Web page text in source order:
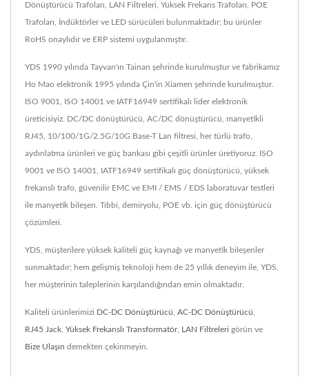
Dönüştürücü Trafoları, LAN Filtreleri, Yüksek Frekans Trafoları, POE
Trafoları, İndüktörler ve LED sürücüleri bulunmaktadır; bu ürünler
RoHS onaylıdır ve ERP sistemi uygulanmıştır.
YDS 1990 yılında Tayvan'ın Tainan şehrinde kurulmuştur ve fabrikamız
Ho Mao elektronik 1995 yılında Çin'in Xiamen şehrinde kurulmuştur.
ISO 9001, ISO 14001 ve IATF16949 sertifikalı lider elektronik
üreticisiyiz. DC/DC dönüştürücü, AC/DC dönüştürücü, manyetikli
RJ45, 10/100/1G/2.5G/10G Base-T Lan filtresi, her türlü trafo,
aydınlatma ürünleri ve güç bankası gibi çeşitli ürünler üretiyoruz. ISO
9001 ve ISO 14001, IATF16949 sertifikalı güç dönüştürücü, yüksek
frekanslı trafo, güvenilir EMC ve EMI / EMS / EDS laboratuvar testleri
ile manyetik bileşen. Tıbbi, demiryolu, POE vb. için güç dönüştürücü
çözümleri.
YDS, müşterilere yüksek kaliteli güç kaynağı ve manyetik bileşenler
sunmaktadır; hem gelişmiş teknoloji hem de 25 yıllık deneyim ile, YDS,
her müşterinin taleplerinin karşılandığından emin olmaktadır.
Kaliteli ürünlerimizi DC-DC Dönüştürücü AC-DC Dönüştürücü
RJ45 Jack Yüksek Frekanslı Transformatör, LAN Filtreleri görün ve
Bize Ulaşın demekten çekinmeyin.